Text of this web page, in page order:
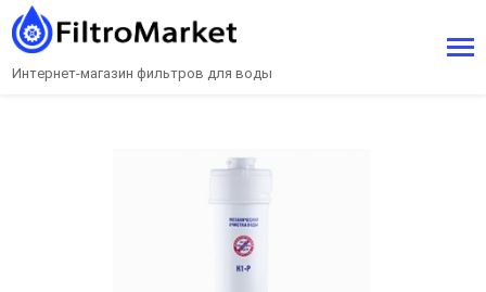
Интернет-магазин фильтров для воды